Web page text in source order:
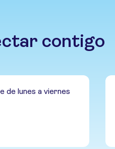
contigo
de lunes a viernes